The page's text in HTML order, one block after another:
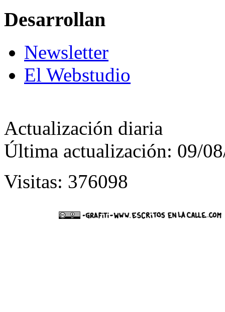
Desarrollan
Newsletter
El Webstudio
Actualización diaria
Última actualización: 09/
Visitas: 376098